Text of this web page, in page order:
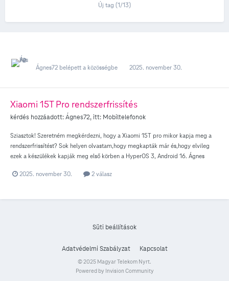
Új tag (1/13)
Ágnes72 belépett a közösségbe 2025. november 30.
Xiaomi 15T Pro rendszerfrissítés
kérdés hozzáadott:Ágnes72, itt: Mobiltelefonok
Sziasztok! Szeretném megkérdezni, hogy a Xiaomi 15T pro mikor kapja meg a
rendszerfrissítést? Sok helyen olvastam,hogy megkapták már és,hogy elvileg
ezek a készülékek kapják meg első körben a HyperOS 3, Android 16. Ágnes
2025. november 30. 2 válasz
Süti beállítások
Adatvédelmi Szabályzat Kapcsolat
© 2025 Magyar Telekom Nyrt.
Powered by Invision Community